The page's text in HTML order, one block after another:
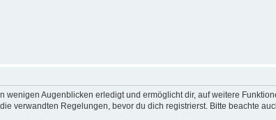
Augenblicken erledigt und ermöglicht dir, auf weitere
verwandten Regelungen, bevor du dich registrierst. Bitte beachte